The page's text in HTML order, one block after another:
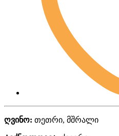
ღვინო: თეთრი, მშრალი